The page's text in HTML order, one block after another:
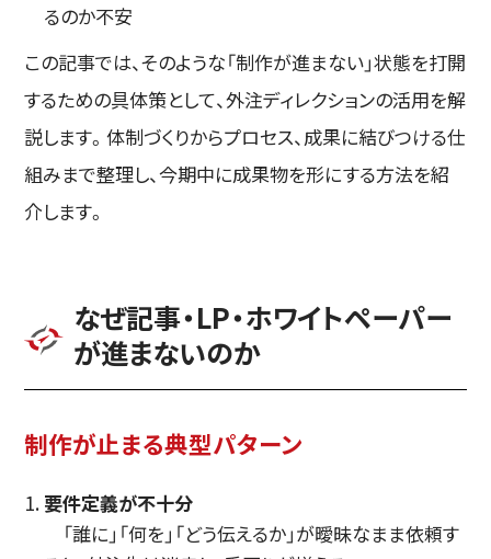
るのか不安
この記事では、そのような「制作が進まない」状態を打開
するための具体策として、外注ディレクションの活用を解
説します。体制づくりからプロセス、成果に結びつける仕
組みまで整理し、今期中に成果物を形にする方法を紹
介します。
なぜ記事・LP・ホワイトペーパー
が進まないのか
制作が止まる典型パターン
要件定義が不十分
「誰に」「何を」「どう伝えるか」が曖昧なまま依頼す